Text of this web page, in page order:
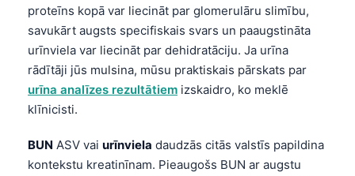
proteīns kopā var liecināt par glomerulāru slimību,
savukārt augsts specifiskais svars un paaugstināta
urīnviela var liecināt par dehidratāciju. Ja urīna
rādītāji jūs mulsina, mūsu praktiskais pārskats par
urīna analīzes rezultātiem izskaidro, ko meklē
klīnicisti.
BUN ASV vai urīnviela daudzās citās valstīs papildina
kontekstu kreatinīnam. Pieaugošs BUN ar augstu
Македонски јазик
Euskara
Gàidhlig
Occitan
Afrikaans
Монгол